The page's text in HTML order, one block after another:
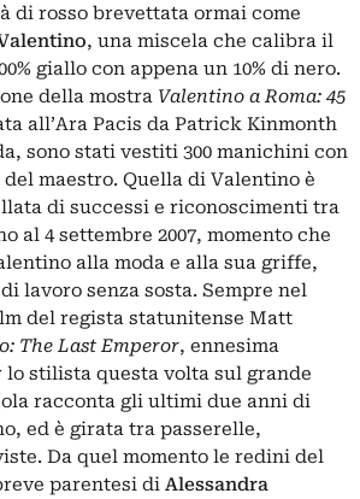
di rosso brevettata ormai come
, una miscela che calibra il
giallo con appena un 10% di nero.
della mostra Valentino a Roma: 45
all’Ara Pacis da Patrick Kinmonth
sono stati vestiti 300 manichini con
maestro. Quella di Valentino è
di successi e riconoscimenti tra
al 4 settembre 2007, momento che
alla moda e alla sua griffe,
lavoro senza sosta. Sempre nel
del regista statunitense Matt
The Last Emperor, ennesima
lo stilista questa volta sul grande
racconta gli ultimi due anni di
ed è girata tra passerelle,
Da quel momento le redini del
parentesi di Alessandra